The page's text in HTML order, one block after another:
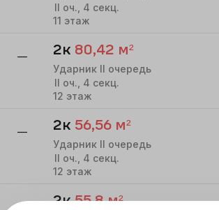
II оч., 4 секц.
11 этаж
— 2к 80,42 м²
Ударник II очередь
II оч., 4 секц.
12 этаж
— 2к 56,56 м²
Ударник II очередь
II оч., 4 секц.
12 этаж
— 2к 55,8м²